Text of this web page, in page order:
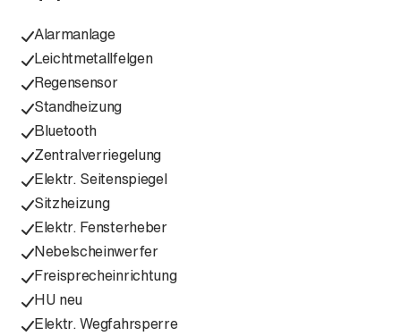
Alarmanlage
Leichtmetallfelgen
Regensensor
Standheizung
Bluetooth
Zentralverriegelung
Elektr. Seitenspiegel
Sitzheizung
Elektr. Fensterheber
Nebelscheinwerfer
Freisprecheinrichtung
HU neu
Elektr. Wegfahrsperre